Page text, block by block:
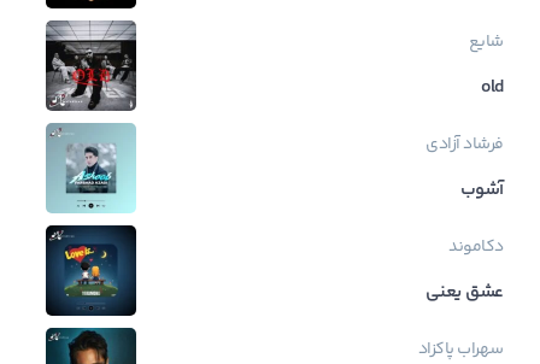
شایع
old
فرشاد آزادی
آشوب
دکاموند
عشق یعنی
سهراب پاکزاد